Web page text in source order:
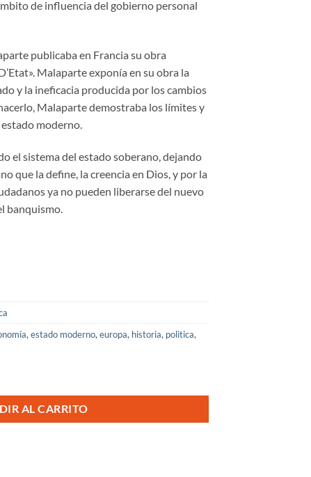
de influencia del gobierno personal
publicaba en Francia su obra
Malaparte exponía en su obra la
y la ineficacia producida por los cambios
Malaparte demostraba los límites y
moderno.
el sistema del estado soberano, dejando
que la define, la creencia en Dios, y por la
ya no pueden liberarse del nuevo
banquismo.
,estado moderno,europa, historia, politica,
AL CARRITO